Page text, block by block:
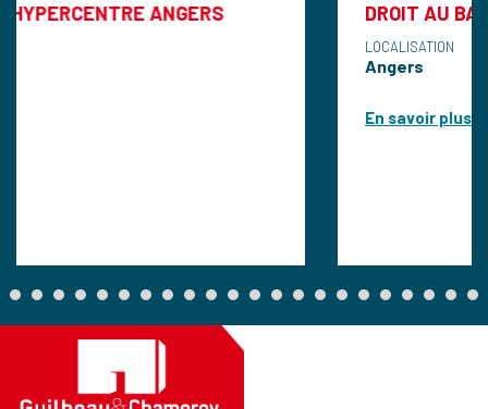
ANGERS DROIT AU BAIL ANGERS